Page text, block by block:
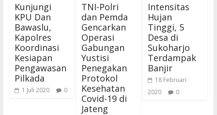
Kunjungi
KPU Dan
Bawaslu,
Kapolres
Koordinasi
Kesiapan
Pengawasan
Pilkada
1 Juli 2020 0
TNI-Polri
dan Pemda
Gencarkan
Operasi
Gabungan
Yustisi
Penegakan
Protokol
Kesehatan
Covid-19 di
Jateng
Intensitas
Hujan
Tinggi, 5
Desa di
Sukoharjo
Terdampak
Banjir
18 Februari
2020
0